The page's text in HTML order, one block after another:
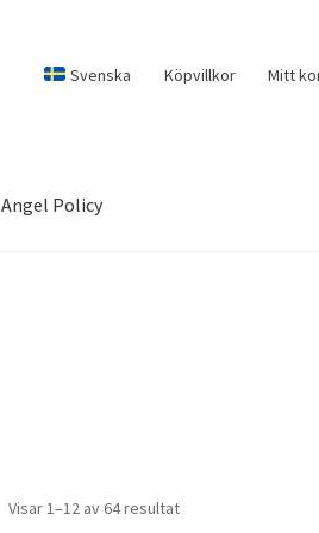
Svenska Köpvillkor Mitt
Angel Policy
Visar 1–12 av 64 resultat